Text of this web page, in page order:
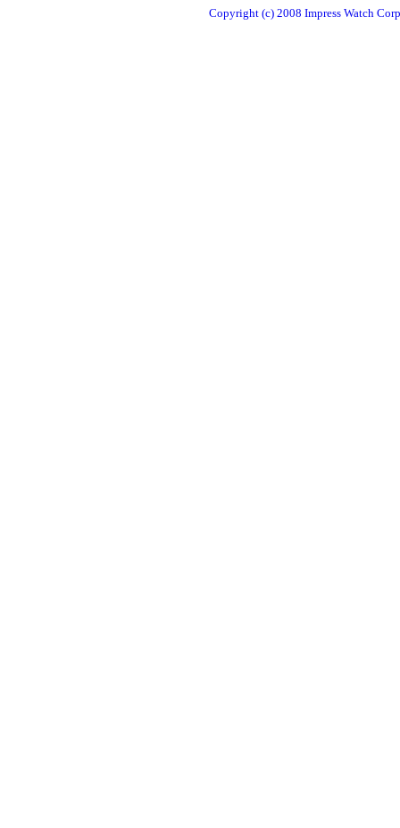
Copyright (c) 2008 Impress Watch